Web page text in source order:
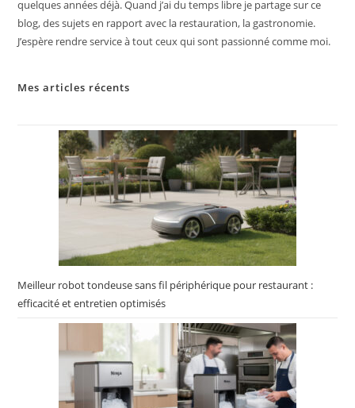
quelques années déjà. Quand j’ai du temps libre je partage sur ce
blog, des sujets en rapport avec la restauration, la gastronomie.
J’espère rendre service à tout ceux qui sont passionné comme moi.
Mes articles récents
Meilleur robot tondeuse sans fil périphérique pour restaurant :
efficacité et entretien optimisés